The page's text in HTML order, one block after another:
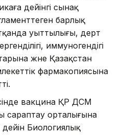
дейінгі сынақ
барлық
уыттылығы, дерт
иммуногендігі
және Қазақстан
фармакопиясына
вакцина ҚР ДСМ
сараптау орталығына
дейін Биологиялық